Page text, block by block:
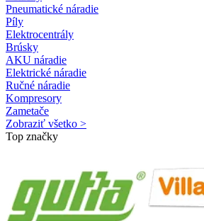
Pneumatické náradie
Píly
Elektrocentrály
Brúsky
AKU náradie
Elektrické náradie
Ručné náradie
Kompresory
Zametače
Zobraziť všetko >
Top značky